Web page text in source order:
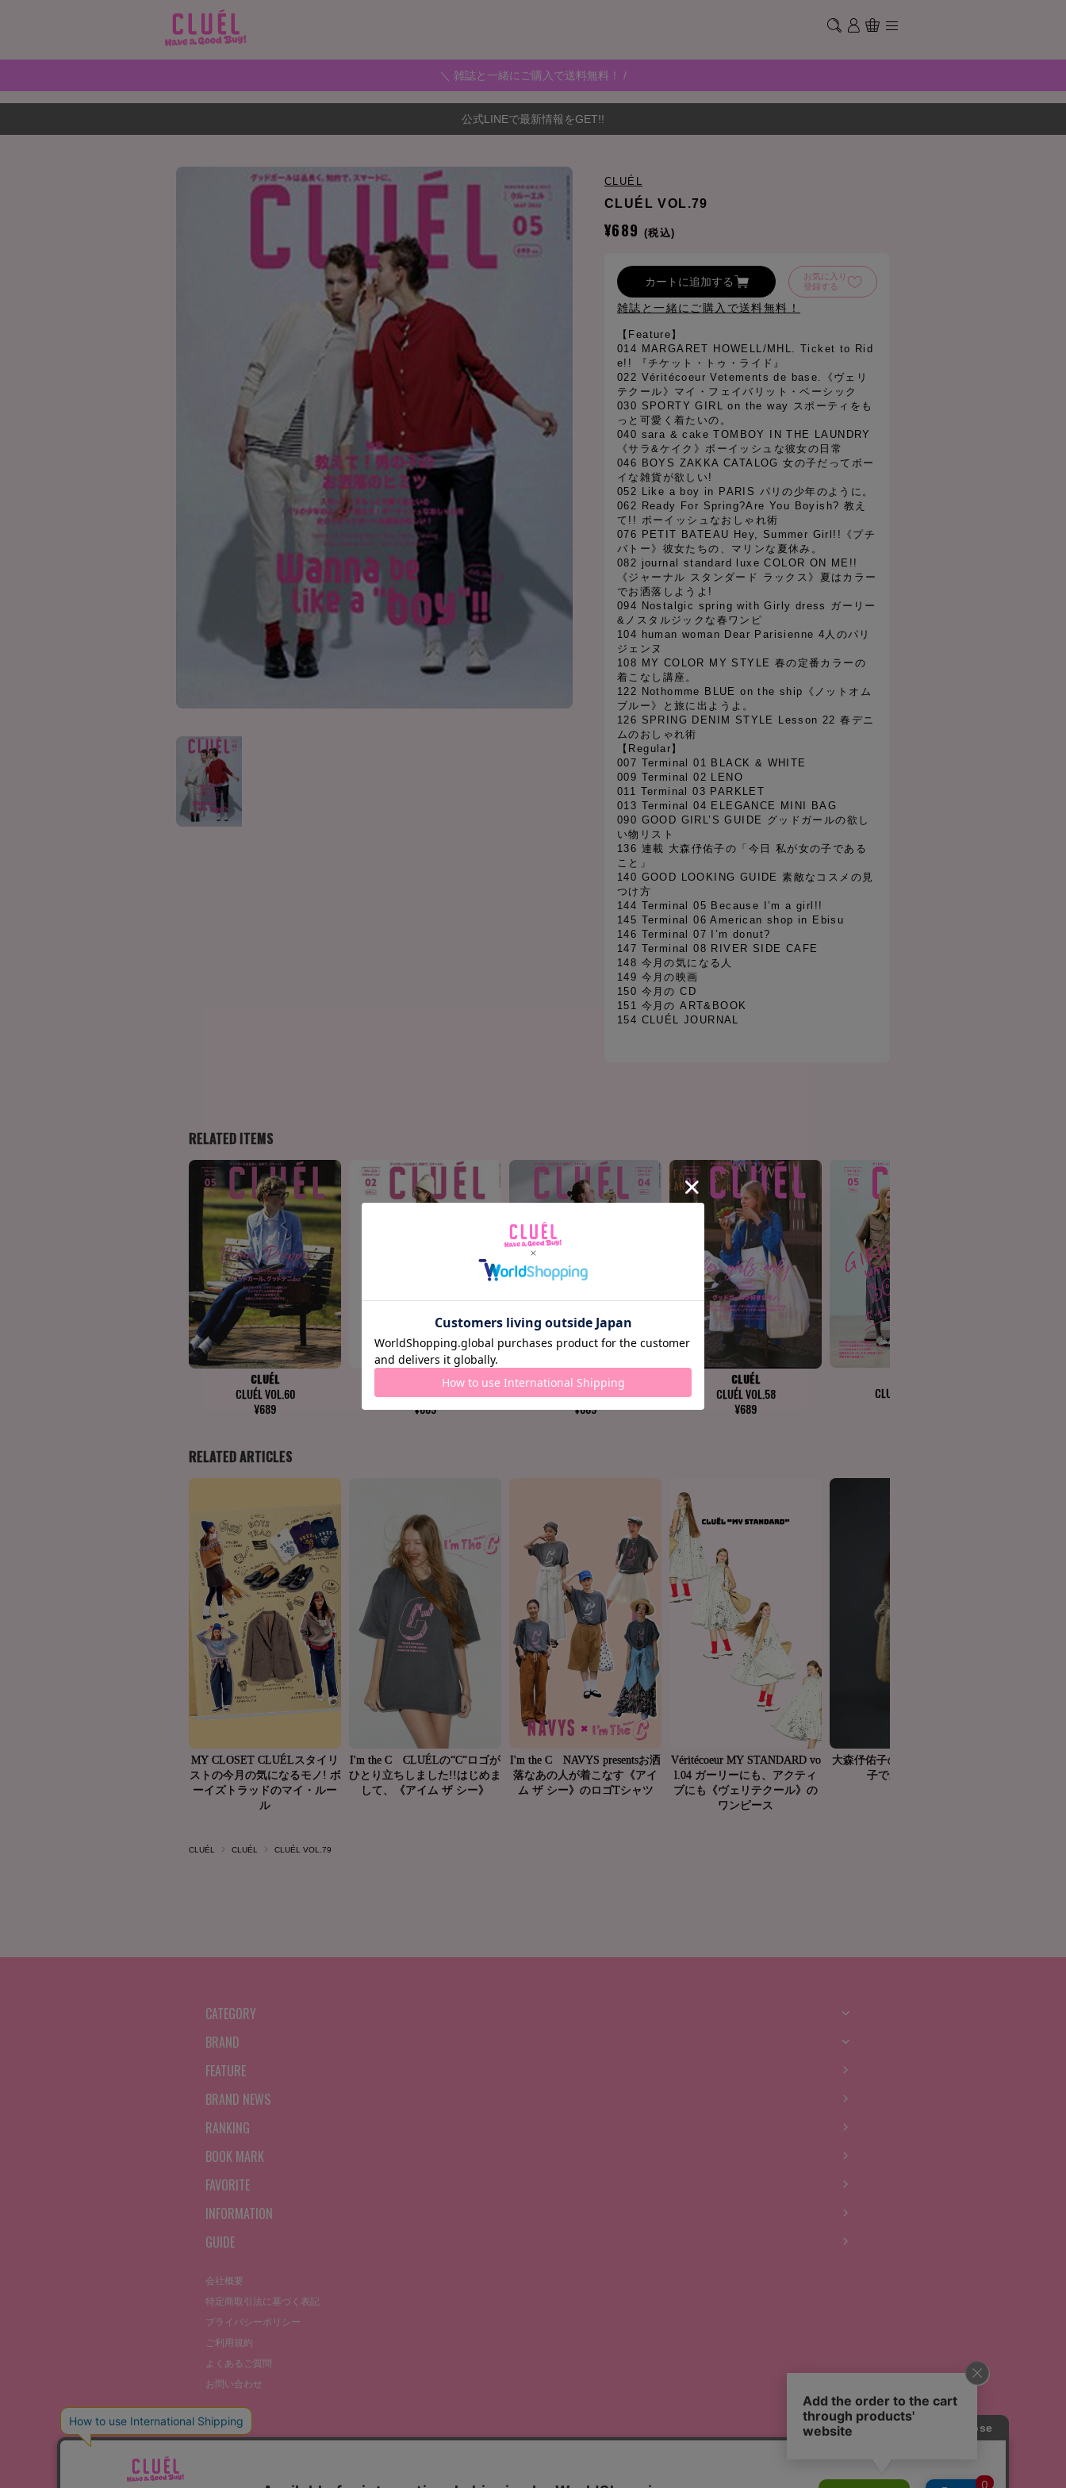
＼ 雑誌と一緒にご購入で送料無料！ /
公式LINEで最新情報をGET!!
CLUÉL
CLUÉL VOL.79
¥689 (税込)
カートに追加する
お気に入り
登録する
雑誌と一緒にご購入で送料無料！
【Feature】
014 MARGARET HOWELL/MHL. Ticket to Rid
e!! 『チケット・トゥ・ライド』
022 Véritécoeur Vetements de base.《ヴェリ
テクール》マイ・フェイバリット・ベーシック
030 SPORTY GIRL on the way スポーティをも
っと可愛く着たいの。
040 sara & cake TOMBOY IN THE LAUNDRY
《サラ&ケイク》ボーイッシュな彼女の日常
046 BOYS ZAKKA CATALOG 女の子だってボー
イな雑貨が欲しい!
052 Like a boy in PARIS パリの少年のように。
062 Ready For Spring?Are You Boyish? 教え
て!! ボーイッシュなおしゃれ術
076 PETIT BATEAU Hey, Summer Girl!!《プチ
バトー》彼女たちの、マリンな夏休み。
082 journal standard luxe COLOR ON ME!!
《ジャーナル スタンダード ラックス》夏はカラー
でお洒落しようよ!
094 Nostalgic spring with Girly dress ガーリー
&ノスタルジックな春ワンピ
104 human woman Dear Parisienne 4人のパリ
ジェンヌ
108 MY COLOR MY STYLE 春の定番カラーの
着こなし講座。
122 Nothomme BLUE on the ship《ノットオム
ブルー》と旅に出ようよ。
126 SPRING DENIM STYLE Lesson 22 春デニ
ムのおしゃれ術
【Regular】
007 Terminal 01 BLACK & WHITE
009 Terminal 02 LENO
011 Terminal 03 PARKLET
013 Terminal 04 ELEGANCE MINI BAG
090 GOOD GIRL’S GUIDE グッドガールの欲し
い物リスト
136 連載 大森伃佑子の「今日 私が女の子である
こと」
140 GOOD LOOKING GUIDE 素敵なコスメの見
つけ方
144 Terminal 05 Because I’m a girl!!
145 Terminal 06 American shop in Ebisu
146 Terminal 07 I’m donut?
147 Terminal 08 RIVER SIDE CAFE
148 今月の気になる人
149 今月の映画
150 今月の CD
151 今月の ART&BOOK
154 CLUÉL JOURNAL
CLUÉL CLUÉL CLUÉL VOL.79
CATEGORY
BRAND
FEATURE
BRAND NEWS
RANKING
BOOK MARK
FAVORITE
INFORMATION
GUIDE
会社概要
特定商取引法に基づく表記
プライバシーポリシー
ご利用規約
よくあるご質問
お問い合わせ